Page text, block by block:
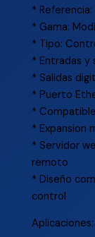
* Referencia:
* Gama:
* Tipo:
* Entradas y
* Salidas
* Puerto
*
* Expansion
* Servidor
remoto
* Diseño
control
Aplicaciones: